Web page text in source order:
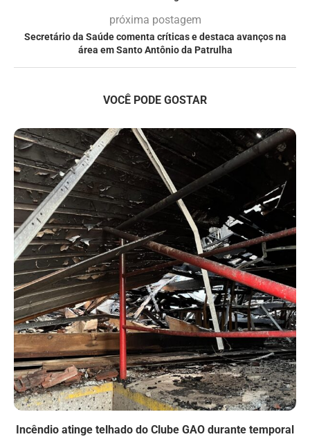
próxima postagem
Secretário da Saúde comenta críticas e destaca avanços na
área em Santo Antônio da Patrulha
VOCÊ PODE GOSTAR
Incêndio atinge telhado do Clube GAO durante temporal